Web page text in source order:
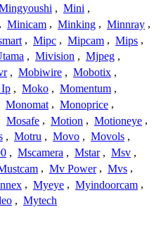
, Mini ,
, Minicam , Minking , Minnray ,
, Mipc , Mipcam , Mips ,
, Mivision , Mjpeg ,
, Mobiwire , Mobotix ,
, Moko , Momentum ,
Monomat , Monoprice ,
Mosafe , Motion , Motioneye ,
, Motru , Movo , Movols ,
, Mscamera , Mstar , Msv ,
, Mv Power , Mvs ,
, Myeye , Myindoorcam ,
, Mytech